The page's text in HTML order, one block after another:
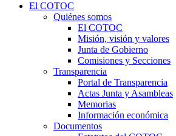
El COTOC
Quiénes somos
El COTOC
Misión, visión y valores
Junta de Gobierno
Comisiones y Secciones
Transparencia
Portal de Transparencia
Actas Junta y Asambleas
Memorias
Información económica
Documentos